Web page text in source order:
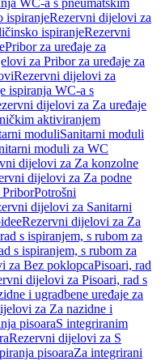
WC-a s pneumatskim
ispiranjeRezervni dijelovi za
ispiranjeRezervni
Pribor za uređaje za
za Pribor za uređaje za
Rezervni dijelovi za
ispiranja WC-a s
dijelovi za Za uređaje
aktiviranjem
moduliSanitarni moduli
moduli za WC
dijelovi za Za konzolne
dijelovi za Za podne
Potrošni
dijelovi za Sanitarni
Rezervni dijelovi za Za
s ispiranjem, s rubom za
s ispiranjem, s rubom za
za Bez poklopcaPisoari, rad
dijelovi za Pisoari, rad s
i ugradbene uređaje za
za Za nazidne i
pisoaraS integriranim
Rezervni dijelovi za S
pisoaraZa integrirani